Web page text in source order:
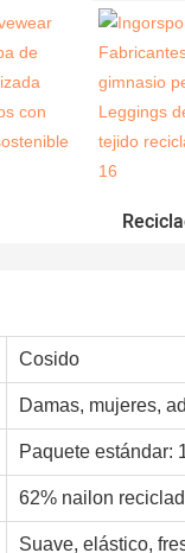
Cosido
Damas, mujeres,
Paquete estándar:
62% nailon
Suave, elástico,